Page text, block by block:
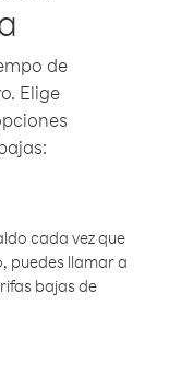
de
Elige
cada vez que
puedes llamar a
bajas de